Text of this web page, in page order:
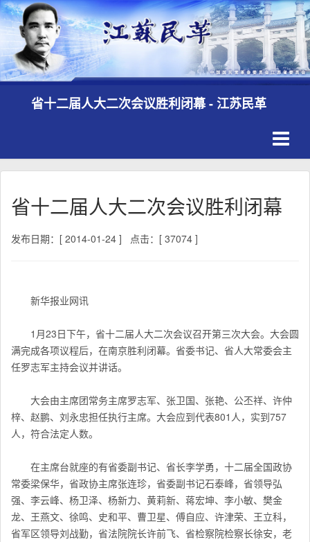
省十二届人大二次会议胜利闭幕 - 江苏民革
省十二届人大二次会议胜利闭幕
发布日期：[ 2014-01-24 ] 点击：[ 37074 ]
新华报业网讯
1月23日下午，省十二届人大二次会议召开第三次大会。大会圆
满完成各项议程后，在南京胜利闭幕。省委书记、省人大常委会主
任罗志军主持会议并讲话。
大会由主席团常务主席罗志军、张卫国、张艳、公丕祥、许仲
梓、赵鹏、刘永忠担任执行主席。大会应到代表801人，实到757
人，符合法定人数。
在主席台就座的有省委副书记、省长李学勇，十二届全国政协
常委梁保华，省政协主席张连珍，省委副书记石泰峰，省领导弘
强、李云峰、杨卫泽、杨新力、黄莉新、蒋宏坤、李小敏、樊金
龙、王燕文、徐鸣、史和平、曹卫星、傅自应、许津荣、王立科，
省军区领导刘战勤，省法院院长许前飞、省检察院检察长徐安，老